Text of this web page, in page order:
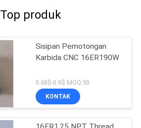
Top produk
Sisipan Pemotongan
Karbida CNC 16ER190W
0.68$-0.9$ MOQ:50
KONTAK